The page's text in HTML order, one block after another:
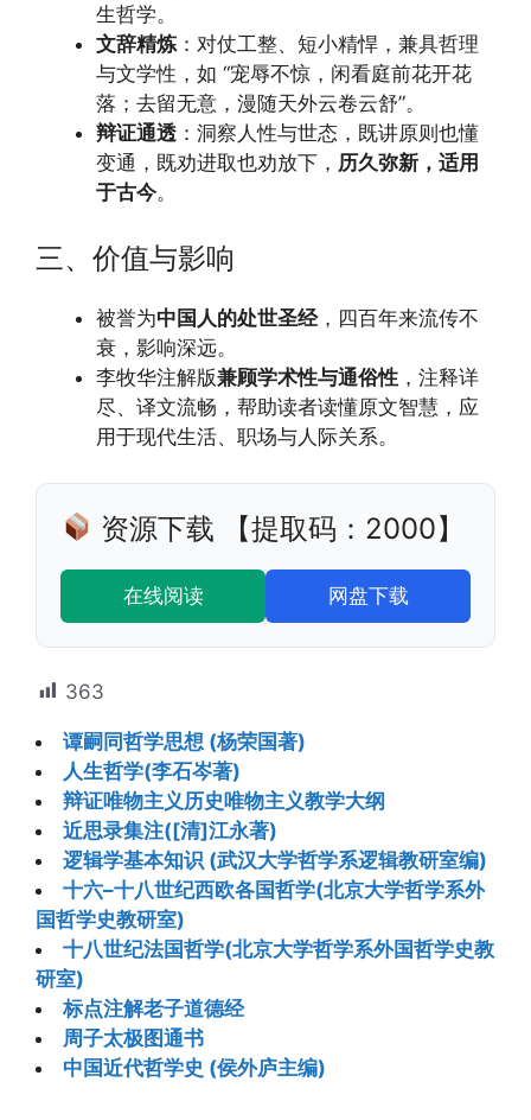
生哲学。
文辞精炼 ：对仗工整、短小精悍，兼具哲理
与文学性，如 “宠辱不惊，闲看庭前花开花
落；去留无意，漫随天外云卷云舒”。
辩证通透 ：洞察人性与世态，既讲原则也懂
变通，既劝进取也劝放下， 历久弥新，适用
于古今。
三、价值与影响
被誉为中国人的处世圣经，四百年来流传不
衰，影响深远。
李牧华注解版兼顾学术性与通俗性 ，注释详
尽、译文流畅，帮助读者读懂原文智慧，应
用于现代生活、职场与人际关系。
资源下载 【提取码：2000】
在线阅读 网盘下载
363
谭嗣同哲学思想 (杨荣国著)
人生哲学(李石岑著)
辩证唯物主义历史唯物主义教学大纲
近思录集注([清]江永著)
逻辑学基本知识 (武汉大学哲学系逻辑教研室编)
十六–十八世纪西欧各国哲学(北京大学哲学系外
国哲学史教研室)
十八世纪法国哲学(北京大学哲学系外国哲学史教
研室)
标点注解老子道德经
周子太极图通书
中国近代哲学史 (侯外庐主编)